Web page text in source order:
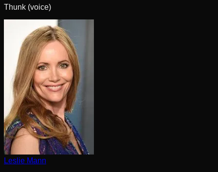
Thunk (voice)
Leslie Mann